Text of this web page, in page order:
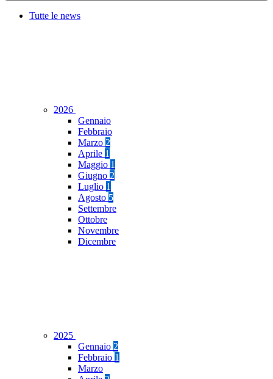
Tutte le news
2026
Gennaio
Febbraio
Marzo 2
Aprile 1
Maggio 1
Giugno 2
Luglio 1
Agosto 5
Settembre
Ottobre
Novembre
Dicembre
2025
Gennaio 2
Febbraio 1
Marzo